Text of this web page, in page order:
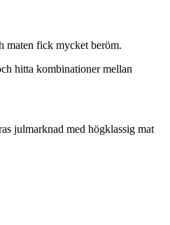
maten fick mycket beröm.
hitta kombinationer mellan
julmarknad med högklassig mat